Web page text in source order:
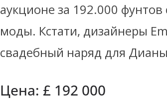
аукционе за 192.000
моды. Кстати, дизайнеры
свадебный наряд для
Цена: £ 192 000